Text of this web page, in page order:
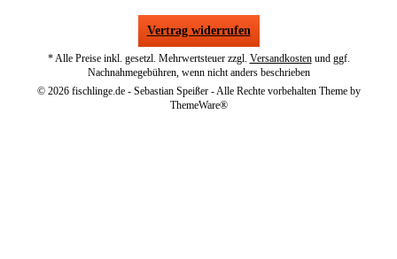
Vertrag widerrufen
* Alle Preise inkl. gesetzl. Mehrwertsteuer zzgl. Versandkostenund ggf.
Nachnahmegebühren, wenn nicht anders beschrieben
© 2026 fischlinge.de - Sebastian Speißer - Alle Rechte vorbehalten Theme by
ThemeWare®